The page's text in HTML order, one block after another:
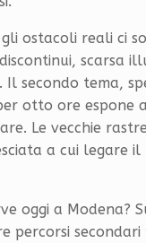
gli ostacoli reali ci
scarsa
Il secondo tema,
otto ore espone
Le vecchie
a cui legare
oggi a
percorsi